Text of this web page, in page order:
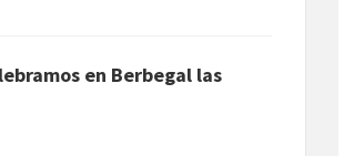
en Berbegal las